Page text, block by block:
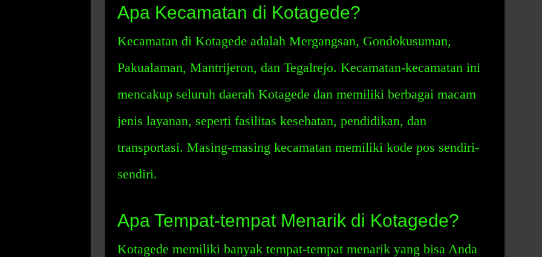
Apa Kecamatan di Kotagede?
Kecamatan di Kotagede adalah Mergangsan, Gondokusuman,
Pakualaman, Mantrijeron, dan Tegalrejo. Kecamatan-kecamatan ini
mencakup seluruh daerah Kotagede dan memiliki berbagai macam
jenis layanan, seperti fasilitas kesehatan, pendidikan, dan
transportasi. Masing-masing kecamatan memiliki kode pos sendiri-
sendiri.
Apa Tempat-tempat Menarik di Kotagede?
Kotagede memiliki banyak tempat-tempat menarik yang bisa Anda